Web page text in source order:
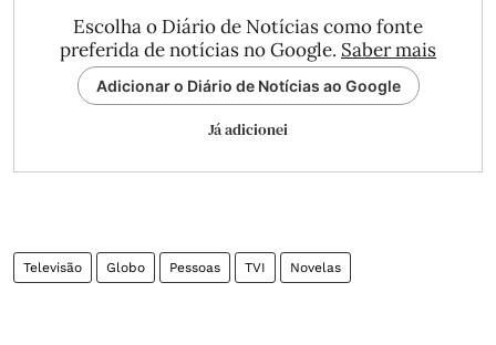
Escolha o Diário de Notícias como fonte
preferida de notícias no Google. Saber mais
Adicionar o Diário de Notícias ao Google
Já adicionei
Televisão Globo Pessoas TVI Novelas